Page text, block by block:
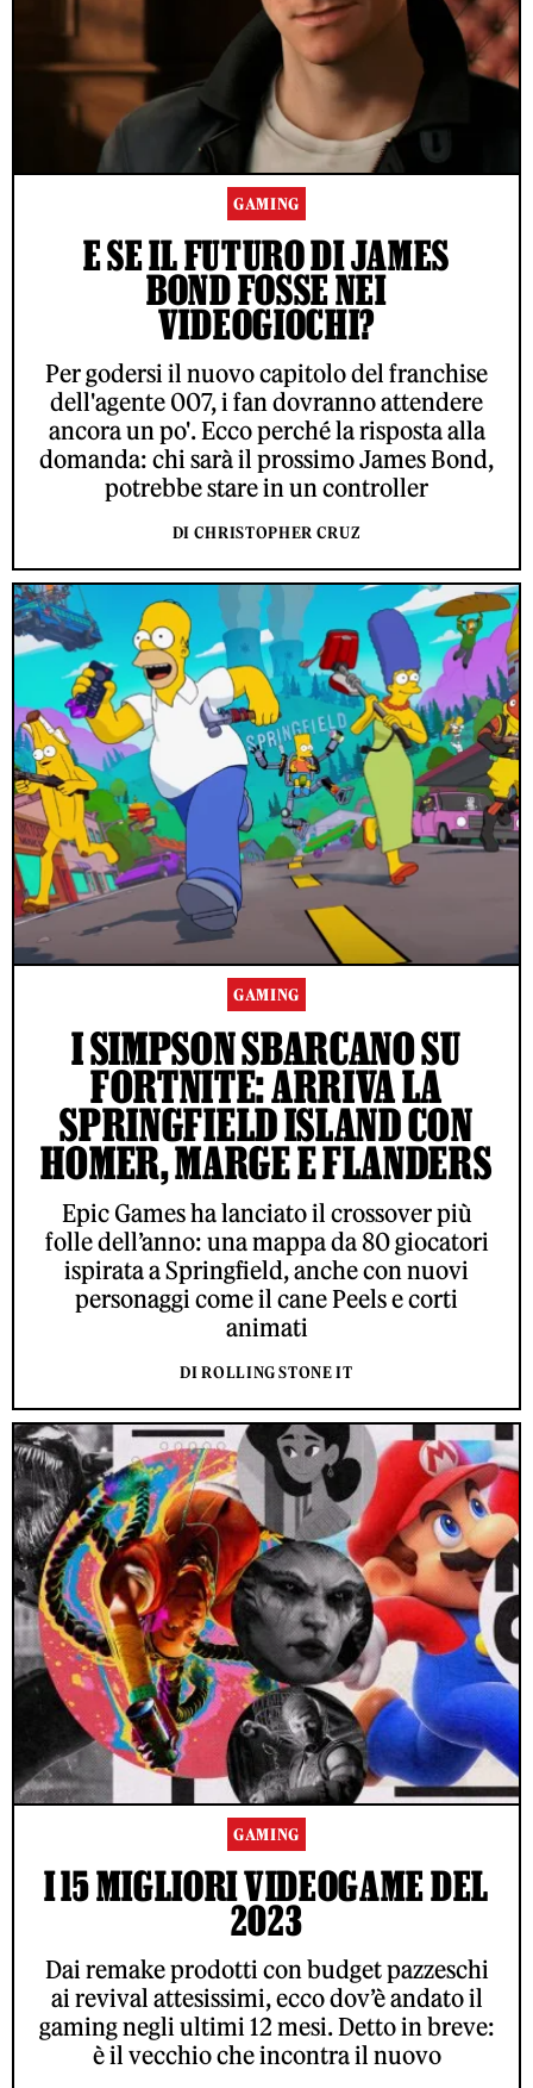
GAMING
E SE IL FUTURO DI JAMES
BOND FOSSE NEI
VIDEOGIOCHI?
Per godersi il nuovo capitolo del franchise
dell'agente 007, i fan dovranno attendere
ancora un po'. Ecco perché la risposta alla
domanda: chi sarà il prossimo James Bond,
potrebbe stare in un controller
DI CHRISTOPHER CRUZ
GAMING
I SIMPSON SBARCANO SU
FORTNITE: ARRIVA LA
SPRINGFIELD ISLAND CON
HOMER, MARGE E FLANDERS
Epic Games ha lanciato il crossover più
folle dell’anno: una mappa da 80 giocatori
ispirata a Springfield, anche con nuovi
personaggi come il cane Peels e corti
animati
DI ROLLING STONE IT
GAMING
I 15 MIGLIORI VIDEOGAME DEL
2023
Dai remake prodotti con budget pazzeschi
ai revival attesissimi, ecco dov’è andato il
gaming negli ultimi 12 mesi. Detto in breve:
è il vecchio che incontra il nuovo